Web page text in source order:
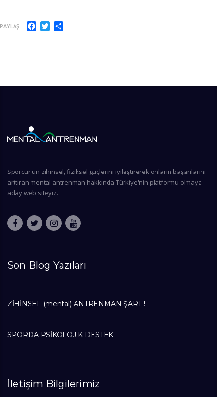
PAYLAŞ Facebook
Twitter
Sporcunun zihinsel, fiziksel güçlerini iyileştirerek onların başarılarını
arttıran mental antrenman hakkında Türkiye'nin platformu olmaya
aday web siteyiz.
Son Blog Yazıları
ZİHİNSEL (mental) ANTRENMAN ŞART !
SPORDA PSİKOLOJİK DESTEK
İletişim Bilgilerimiz